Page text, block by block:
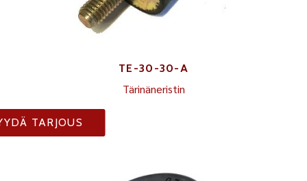
TE-30-30-A
Tärinäneristin
TARJOUS